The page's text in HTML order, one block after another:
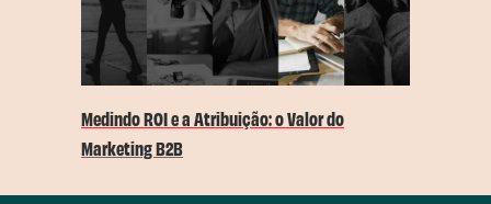
Medindo ROI e a Atribuição: o Valor do
Marketing B2B